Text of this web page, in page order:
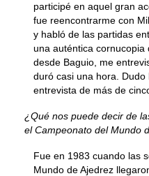
participé en aquel gran
fue reencontrarme con
y habló de las partidas
una auténtica cornucopia
desde Baguio, me
duró casi una hora.
entrevista de más de
¿Qué nos puede decir de
el Campeonato del Mundo
Fue en 1983 cuando las
Mundo de Ajedrez